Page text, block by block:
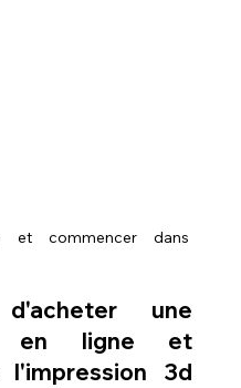
et commencer dans
une
en ligne et
l'impression 3d